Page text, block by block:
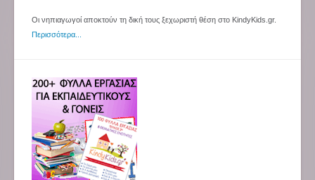
Οι νηπιαγωγοί αποκτούν τη δική τους ξεχωριστή θέση στο KindyKids.gr.
Περισσότερα...